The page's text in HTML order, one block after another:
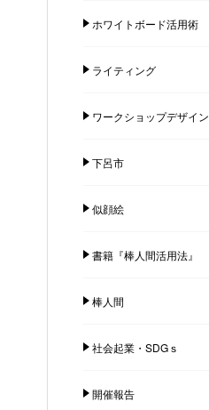
ホワイトボード活用術
ライティング
ワークショップデザイン
下呂市
似顔絵
書籍『棒人間活用法』
棒人間
社会起業・SDGｓ
開催報告